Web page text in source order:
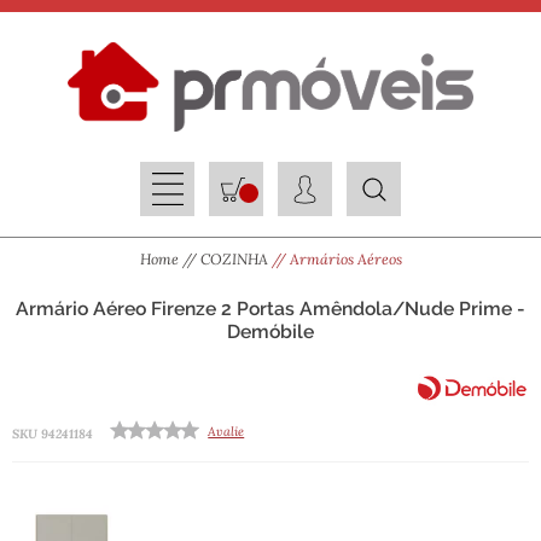
Home COZINHA Armários Aéreos
Armário Aéreo Firenze 2 Portas Amêndola/Nude Prime -
Demóbile
SKU 94241184 Avalie